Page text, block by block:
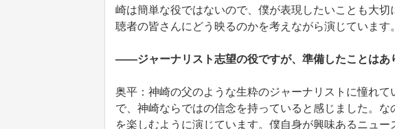
崎は簡単な役ではないので、僕が表現したいことも大
聴者の皆さんにどう映るのかを考えながら演じています。
――ジャーナリスト志望の役ですが、準備したことはあ
奥平：神崎の父のような生粋のジャーナリストに憧れ
で、神崎ならではの信念を持っていると感じました。
を楽しむように演じています。僕自身が興味あるニュ